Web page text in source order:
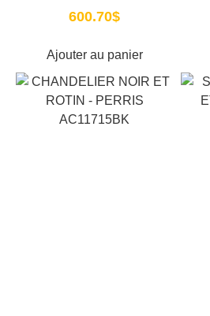
600.70$
Ajouter au panier